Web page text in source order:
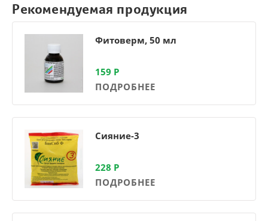
Рекомендуемая продукция
Фитоверм, 50 мл
159 Р
ПОДРОБНЕЕ
Сияние-3
228 Р
ПОДРОБНЕЕ